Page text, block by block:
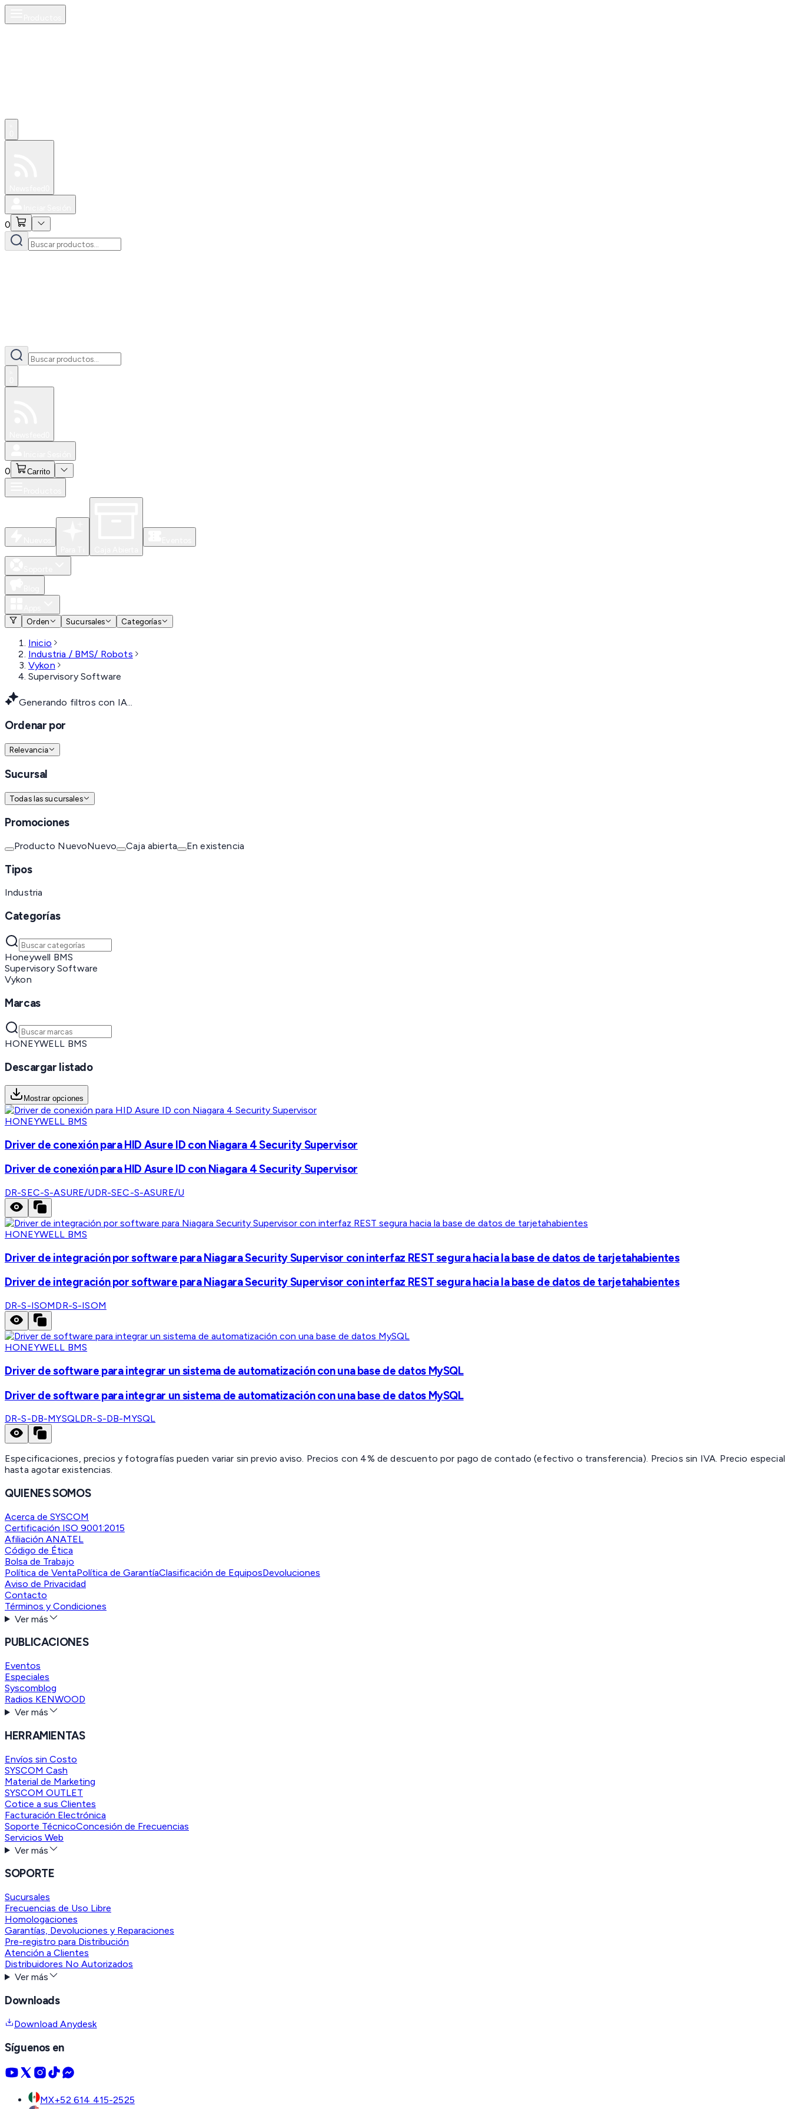
0
0 Carrito
Orden
Sucursales Categorías
Inicio
Industria / BMS/ Robots
Vykon
Supervisory Software
Generando filtros con IA...
Ordenar por
Relevancia
Sucursal
Todas las sucursales
Promociones
Producto NuevoNuevo Caja abierta En existencia
Tipos
Industria
Categorías
Honeywell BMS
Supervisory Software
Vykon
Marcas
HONEYWELL BMS
Descargar listado
Mostrar opciones
HONEYWELL BMS
Driver de conexión para HID Asure ID con Niagara 4 Security Supervisor
Driver de conexión para HID Asure ID con Niagara 4 Security Supervisor
DR-SEC-S-ASURE/UDR-SEC-S-ASURE/U
HONEYWELL BMS
Driver de integración por software para Niagara Security Supervisor con interfaz REST segura hacia la base de datos de tarjetahabientes
Driver de integración por software para Niagara Security Supervisor con interfaz REST segura hacia la base de datos de tarjetahabientes
DR-S-ISOMDR-S-ISOM
HONEYWELL BMS
Driver de software para integrar un sistema de automatización con una base de datos MySQL
Driver de software para integrar un sistema de automatización con una base de datos MySQL
DR-S-DB-MYSQLDR-S-DB-MYSQL
Especificaciones, precios y fotografías pueden variar sin previo aviso. Precios con 4% de descuento por pago de contado (efectivo o transferencia). Precios sin IVA. Precio especial
hasta agotar existencias.
QUIENES SOMOS
Acerca de SYSCOM
Certificación ISO 9001:2015
Afiliación ANATEL
Código de Ética
Bolsa de Trabajo
Política de VentaPolítica de GarantíaClasificación de EquiposDevoluciones
Aviso de Privacidad
Contacto
Términos y Condiciones
Ver más
PUBLICACIONES
Eventos
Especiales
Syscomblog
Radios KENWOOD
Ver más
HERRAMIENTAS
Envíos sin Costo
SYSCOM Cash
Material de Marketing
SYSCOM OUTLET
Cotice a sus Clientes
Facturación Electrónica
Soporte TécnicoConcesión de Frecuencias
Servicios Web
Ver más
SOPORTE
Sucursales
Frecuencias de Uso Libre
Homologaciones
Garantías, Devoluciones y Reparaciones
Pre-registro para Distribución
Atención a Clientes
Distribuidores No Autorizados
Ver más
Downloads
Download Anydesk
Síguenos en
MX+52 614 415-2525